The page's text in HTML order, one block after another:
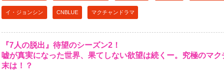
イ・ジョンシン CNBLUE マクチャンドラマ
『7人の脱出』待望のシーズン2！
嘘が真実になった世界、果てしない欲望は続くー。究極のマ
末は！？